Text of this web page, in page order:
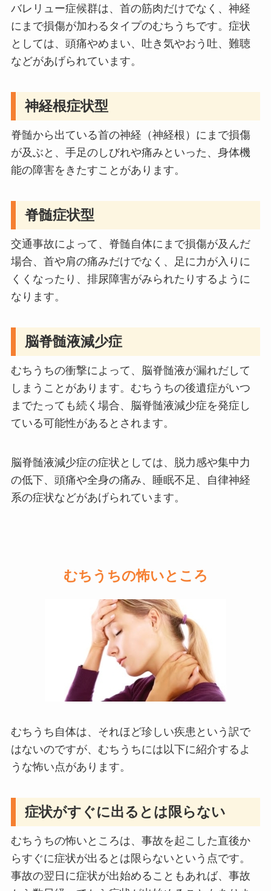
バレリュー症候群は、首の筋肉だけでなく、神経
にまで損傷が加わるタイプのむちうちです。症状
としては、頭痛やめまい、吐き気やおう吐、難聴
などがあげられています。
神経根症状型
脊髄から出ている首の神経（神経根）にまで損傷
が及ぶと、手足のしびれや痛みといった、身体機
能の障害をきたすことがあります。
脊髄症状型
交通事故によって、脊髄自体にまで損傷が及んだ
場合、首や肩の痛みだけでなく、足に力が入りに
くくなったり、排尿障害がみられたりするように
なります。
脳脊髄液減少症
むちうちの衝撃によって、脳脊髄液が漏れだして
しまうことがあります。むちうちの後遺症がいつ
までたっても続く場合、脳脊髄液減少症を発症し
ている可能性があるとされます。
脳脊髄液減少症の症状としては、脱力感や集中力
の低下、頭痛や全身の痛み、睡眠不足、自律神経
系の症状などがあげられています。
むちうちの怖いところ
むちうち自体は、それほど珍しい疾患という訳で
はないのですが、むちうちには以下に紹介するよ
うな怖い点があります。
症状がすぐに出るとは限らない
むちうちの怖いところは、事故を起こした直後か
らすぐに症状が出るとは限らないという点です。
事故の翌日に症状が出始めることもあれば、事故